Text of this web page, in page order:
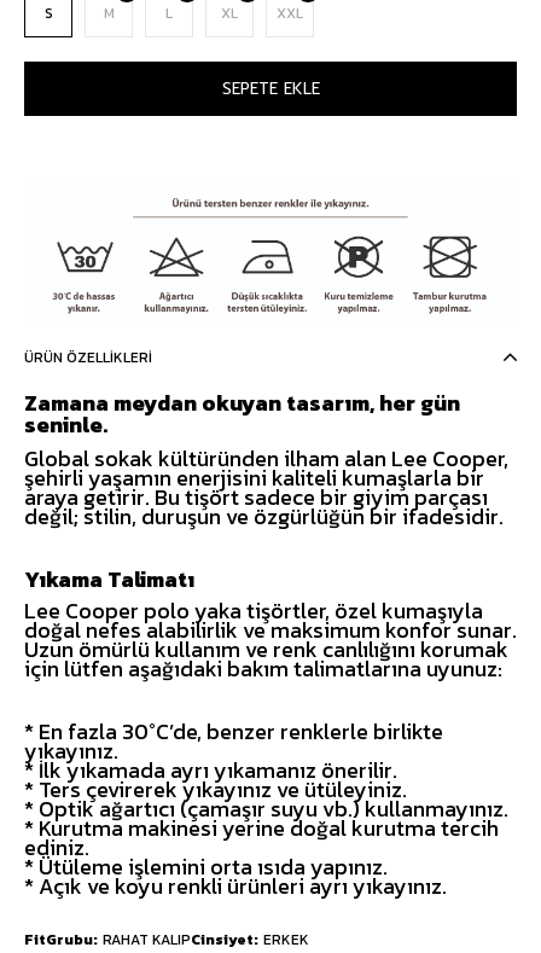
S M L XL XXL
ÜRÜN ÖZELLIKLERI
Zamana meydan okuyan tasarım, her gün
seninle.
Global sokak kültüründen ilham alan Lee Cooper,
şehirli yaşamın enerjisini kaliteli kumaşlarla bir
araya getirir. Bu tişört sadece bir giyim parçası
değil; stilin, duruşun ve özgürlüğün bir ifadesidir.
Yıkama Talimatı
Lee Cooper polo yaka tişörtler, özel kumaşıyla
doğal nefes alabilirlik ve maksimum konfor sunar.
Uzun ömürlü kullanım ve renk canlılığını korumak
için lütfen aşağıdaki bakım talimatlarına uyunuz:
* En fazla 30°C’de, benzer renklerle birlikte
yıkayınız.
* İlk yıkamada ayrı yıkamanız önerilir.
* Ters çevirerek yıkayınız ve ütüleyiniz.
* Optik ağartıcı (çamaşır suyu vb.) kullanmayınız.
* Kurutma makinesi yerine doğal kurutma tercih
ediniz.
* Ütüleme işlemini orta ısıda yapınız.
* Açık ve koyu renkli ürünleri ayrı yıkayınız.
FitGrubu RAHAT KALIPCinsiyet ERKEK